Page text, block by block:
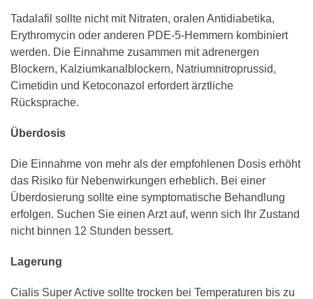
Tadalafil sollte nicht mit Nitraten, oralen Antidiabetika,
Erythromycin oder anderen PDE-5-Hemmern kombiniert
werden. Die Einnahme zusammen mit adrenergen
Blockern, Kalziumkanalblockern, Natriumnitroprussid,
Cimetidin und Ketoconazol erfordert ärztliche
Rücksprache.
Überdosis
Die Einnahme von mehr als der empfohlenen Dosis erhöht
das Risiko für Nebenwirkungen erheblich. Bei einer
Überdosierung sollte eine symptomatische Behandlung
erfolgen. Suchen Sie einen Arzt auf, wenn sich Ihr Zustand
nicht binnen 12 Stunden bessert.
Lagerung
Cialis Super Active sollte trocken bei Temperaturen bis zu